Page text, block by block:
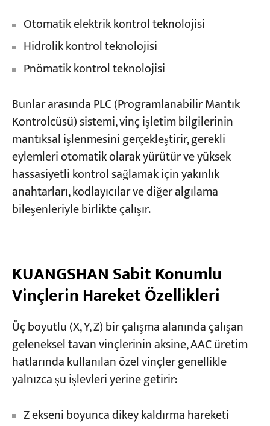
Otomatik elektrik kontrol teknolojisi
Hidrolik kontrol teknolojisi
Pnömatik kontrol teknolojisi
Bunlar arasında PLC (Programlanabilir Mantık
Kontrolcüsü) sistemi, vinç işletim bilgilerinin
mantıksal işlenmesini gerçekleştirir, gerekli
eylemleri otomatik olarak yürütür ve yüksek
hassasiyetli kontrol sağlamak için yakınlık
anahtarları, kodlayıcılar ve diğer algılama
bileşenleriyle birlikte çalışır.
KUANGSHAN Sabit Konumlu
Vinçlerin Hareket Özellikleri
Üç boyutlu (X, Y, Z) bir çalışma alanında çalışan
geleneksel tavan vinçlerinin aksine, AAC üretim
hatlarında kullanılan özel vinçler genellikle
yalnızca şu işlevleri yerine getirir:
Z ekseni boyunca dikey kaldırma hareketi